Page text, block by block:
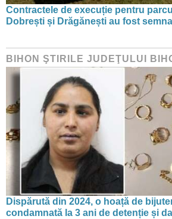
Contractele de execuție pentru
Dobrești și Drăgănești au fost
BIHON ŞTIRILE JUDEŢULUI
Dispărută din 2024, o hoață de
condamnată la 3 ani de detenție și